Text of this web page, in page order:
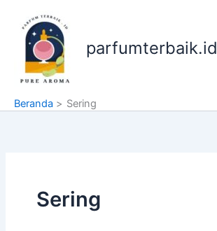
konten
parfumterbaik.id
Beranda Sering
Sering